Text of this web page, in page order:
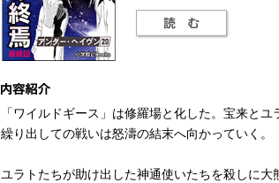
「ワイルドギース」は修羅場と化した。宝来と
繰り出しての戦いは怒濤の結末へ向かっていく。
ユラトたちが助け出した神通使いたちを殺しに大